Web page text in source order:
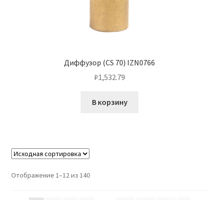
Диффузор (CS 70) IZN0766
₽1,532.79
В корзину
Отображение 1–12 из 140